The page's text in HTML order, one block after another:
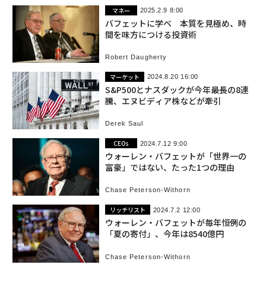
マネー 2025.2.9 8:00
バフェットに学べ 本質を見極め、時
間を味方につける投資術
Robert Daugherty
マーケット 2024.8.20 16:00
S&P500とナスダックが今年最長の8連
騰、エヌビディア株などが牽引
Derek Saul
CEOs 2024.7.12 9:00
ウォーレン・バフェットが「世界一の
富豪」ではない、たった1つの理由
Chase Peterson-Withorn
リッチリスト 2024.7.2 12:00
ウォーレン・バフェットが毎年恒例の
「夏の寄付」、今年は8540億円
Chase Peterson-Withorn